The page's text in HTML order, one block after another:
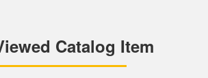
Catalog Item